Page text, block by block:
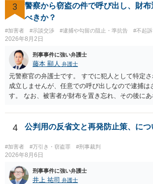
ては，数週間経過している点も問題になるかも
がなくなれば，評価の仕方が大きく変わります。
も，ご心配であるならば，お近くの弁護士の方に
と思います。
3
警察から窃盗の件で呼び出し、財
べきか？
#加害者 #示談交渉 #逮捕や勾留の阻止・準抗告 #不起訴
2026年8月2日
刑事事件に強い弁護士
藤本 顯人 弁護士
元警察官の弁護士です。 すでに犯人として特定
成立しませんが、任意での呼び出しなので逮捕は
す。 なお、被害者が財布を置き忘れ、その後に
と言い逃れはかなり厳しいものと思います。
4 公判用の反省文と再発防止策、につ
#加害者 #万引き・窃盗罪 #刑事裁判
2026年8月6日
刑事事件に強い弁護士
井上 祐司 弁護士